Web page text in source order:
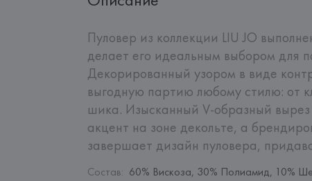
Пуловер из коллекции LIU JO
делает его идеальным выбором для
Декорированный узором в виде
выгодную партию любому стилю: от
шика. Изысканный V-образный
акцент на зоне декольте, а
завершает дизайн пуловера,
Состав: 60% Вискоза, 30% Полиамид, 10%